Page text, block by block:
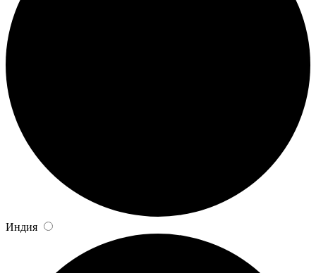
Индия